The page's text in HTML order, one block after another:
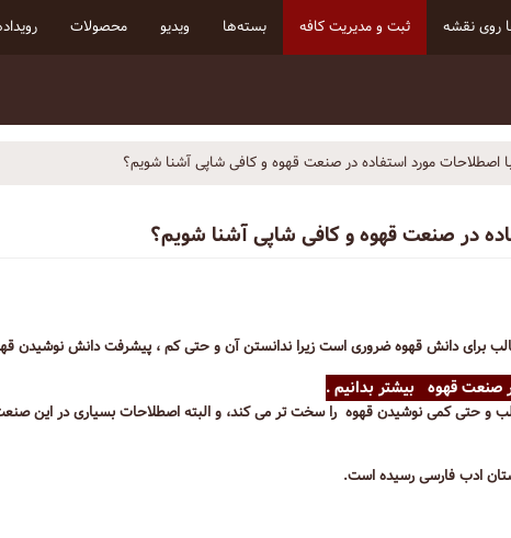
روی نقشه ثبت و مدیریت کافه بسته‌ها ویدیو محصولات
اصطلاحات مورد استفاده در صنعت قهوه و کافی شاپی آشنا شویم؟
در صنعت قهوه و کافی شاپی آشنا شویم؟
برای دانش قهوه ضروری است زیرا ندانستن آن و حتی کم ، پیشرفت دانش نوشیدن
صنعت قهوه بیشتر بدانیم .
و حتی کمی نوشیدن قهوه را سخت تر می کند، و البته اصطلاحات بسیاری در این صنعت
ادب فارسی رسیده است.